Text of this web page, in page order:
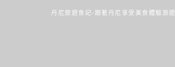
丹尼旅遊食記-跟著丹尼享受美食體驗旅遊